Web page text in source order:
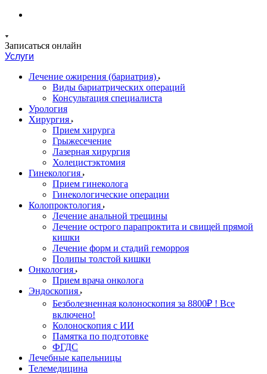
Записаться онлайн
Услуги
Лечение ожирения (бариатрия)
Виды бариатрических операций
Консультация специалиста
Урология
Хирургия
Прием хирурга
Грыжесечение
Лазерная хирургия
Холецистэктомия
Гинекология
Прием гинеколога
Гинекологические операции
Колопроктология
Лечение анальной трещины
Лечение острого парапроктита и свищей прямой
кишки
Лечение форм и стадий геморроя
Полипы толстой кишки
Онкология
Прием врача онколога
Эндоскопия
Безболезненная колоноскопия за 8800₽ ! Все
включено!
Колоноскопия с ИИ
Памятка по подготовке
ФГДС
Лечебные капельницы
Телемедицина